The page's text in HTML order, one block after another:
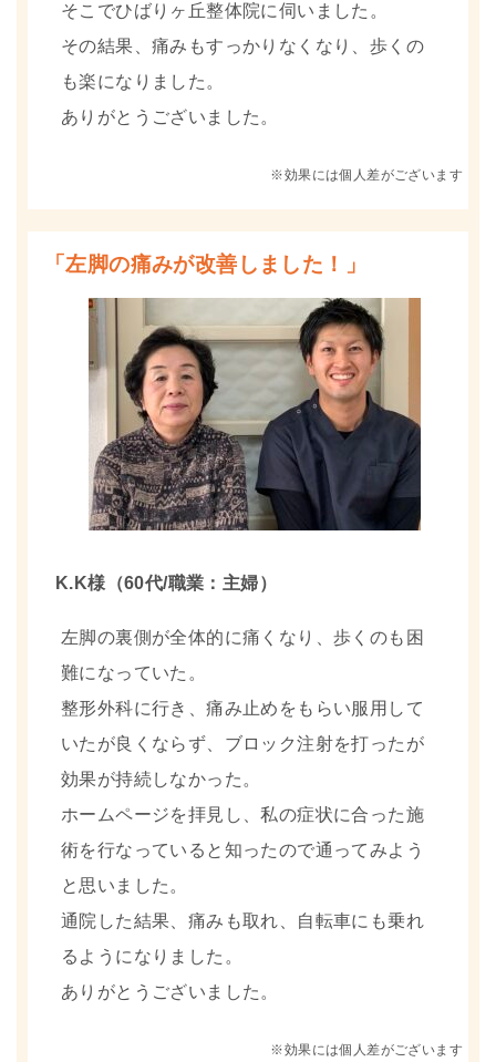
そこでひばりヶ丘整体院に伺いました。
その結果、痛みもすっかりなくなり、歩くの
も楽になりました。
ありがとうございました。
※効果には個人差がございます
「左脚の痛みが改善しました！」
K.K様（60代/職業：主婦）
左脚の裏側が全体的に痛くなり、歩くのも困
難になっていた。
整形外科に行き、痛み止めをもらい服用して
いたが良くならず、ブロック注射を打ったが
効果が持続しなかった。
ホームページを拝見し、私の症状に合った施
術を行なっていると知ったので通ってみよう
と思いました。
通院した結果、痛みも取れ、自転車にも乗れ
るようになりました。
ありがとうございました。
※効果には個人差がございます